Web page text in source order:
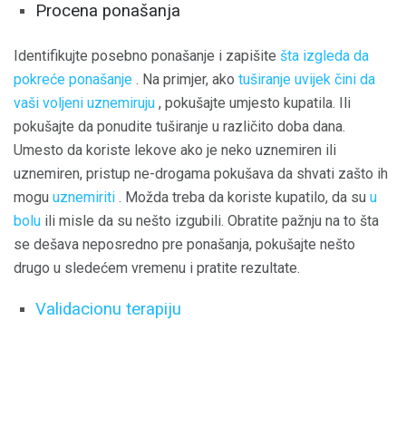
Procena ponašanja
Identifikujte posebno ponašanje i zapišite šta izgleda da
pokreće ponašanje . Na primjer, ako tuširanje uvijek čini da
vaši voljeni uznemiruju , pokušajte umjesto kupatila. Ili
pokušajte da ponudite tuširanje u različito doba dana.
Umesto da koriste lekove ako je neko uznemiren ili
uznemiren, pristup ne-drogama pokušava da shvati zašto ih
mogu uznemiriti . Možda treba da koriste kupatilo, da su u
bolu ili misle da su nešto izgubili. Obratite pažnju na to šta
se dešava neposredno pre ponašanja, pokušajte nešto
drugo u sledećem vremenu i pratite rezultate.
Validacionu terapiju